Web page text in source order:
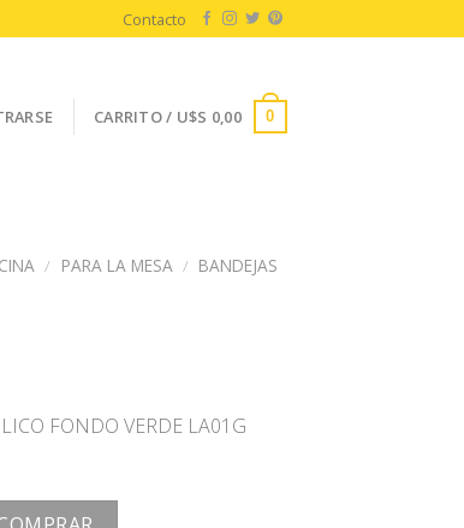
Contacto
CARRITO / U$S 0,00 0
/ PARA LA MESA / BANDEJAS
FONDO VERDE LA01G